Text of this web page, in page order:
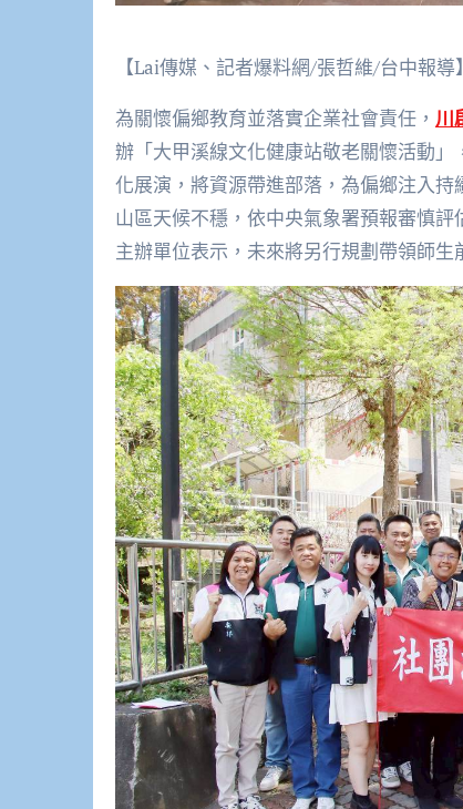
【Lai傳媒、記者爆料網/張哲維/台中報導】
為關懷偏鄉教育並落實企業社會責任， 川
辦「大甲溪線文化健康站敬老關懷活動
化展演，將資源帶進部落，為偏鄉注入
山區天候不穩，依中央氣象署預報審慎
主辦單位表示，未來將另行規劃帶領師